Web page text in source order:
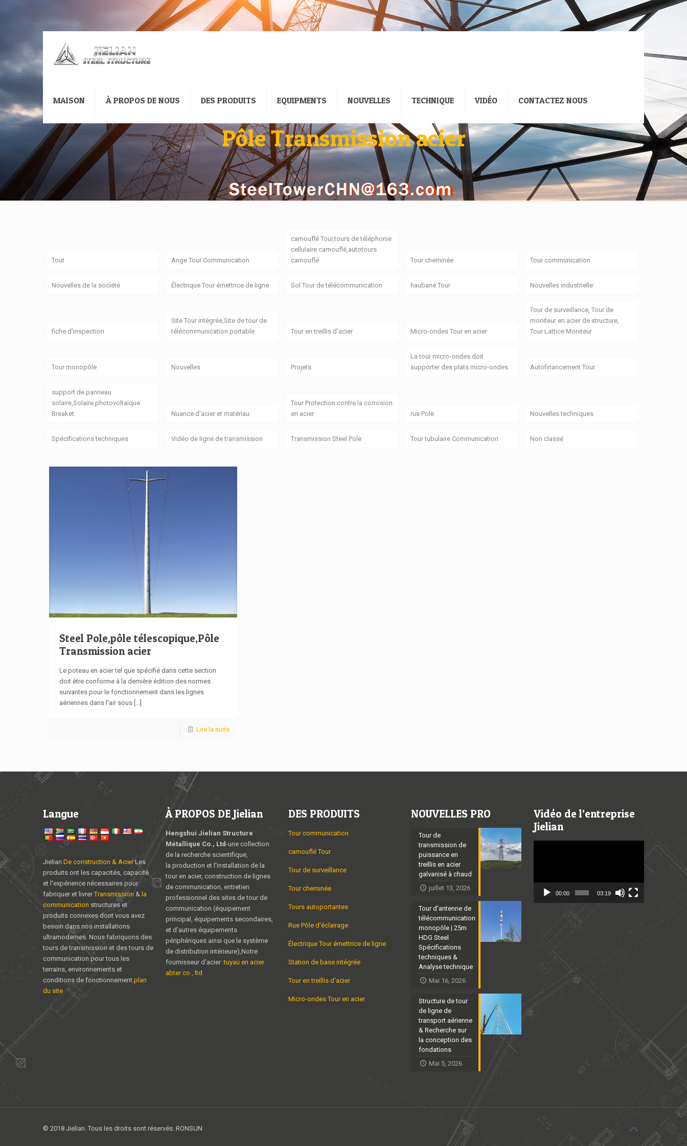
MAISON À PROPOS DE NOUS DES PRODUITS EQUIPMENTS NOUVELLES TECHNIQUE VIDÉO CONTACTEZ NOUS
Pôle Transmission acier
Tout Ange Tour Communication
camouflé Tour,tours de téléphonie
cellulaire camouflé,autotours
camouflé
Tour cheminée Tour communication
Nouvelles de la société Électrique Tour émettrice de ligne Sol Tour de télécommunication haubané Tour Nouvelles industrielle
fiche d'inspection
Site Tour intégrée,Site de tour de
télécommunication portable
Tour en treillis d'acier Micro-ondes Tour en acier
Tour de surveillance, Tour de
moniteur en acier de structure,
Tour Lattice Moniteur
Tour monopôle Nouvelles Projets
La tour micro-ondes doit
supporter des plats micro-ondes
Autofinancement Tour
support de panneau
solaire,Solaire photovoltaïque
Breaket
Nuance d'acier et matériau
Tour Protection contre la corrosion
en acier
rue Pole Nouvelles techniques
Spécifications techniques Vidéo de ligne de transmission Transmission Steel Pole Tour tubulaire Communication Non classé
Steel Pole,pôle télescopique,Pôle
Transmission acier
Le poteau en acier tel que spécifié dans cette section
doit être conforme à la dernière édition des normes
suivantes pour le fonctionnement dans les lignes
aériennes dans l'air sous[...]
Lire la suite
Langue
Jielian De construction & AcierLes
produits ont les capacités, capacité
et l'expérience nécessaires pour
fabriquer et livrerTransmission & la
communication structures et
produits connexes dont vous avez
besoin dans nos installations
ultramodernes. Nous fabriquons des
tours de transmission et des tours de
communication pour tous les
terrains, environnements et
conditions de fonctionnement.plan
du site
À PROPOS DE Jielian
Hengshui Jielian Structure
Métallique Co., Ltd-une collection
de la recherche scientifique,
la production et l'installation de la
tour en acier, construction de lignes
de communication, entretien
professionnel des sites de tour de
communication (équipement
principal, équipements secondaires,
et d'autres équipements
périphériques ainsi que le système
de distribution intérieure),Notre
fournisseur d'acier :tuyau en acier
abter co., ltd
DES PRODUITS
Tour communication
camouflé Tour
Tour de surveillance
Tour cheminée
Tours autoportantes
Rue Pôle d'éclairage
Électrique Tour émettrice de ligne
Station de base intégrée
Tour en treillis d'acier
Micro-ondes Tour en acier
NOUVELLES PRO
Tour de
transmission de
puissance en
treillis en acier
galvanisé à chaud
juillet 13, 2026
Tour d'antenne de
télécommunication
monopôle | 25m
HDG Steel
Spécifications
techniques &
Analyse technique
Mai 16, 2026
Structure de tour
de ligne de
transport aérienne
& Recherche sur
la conception des
fondations
Mai 5, 2026
Vidéo de l’entreprise
Jielian
00:00 03:19
© 2018 Jielian. Tous les droits sont réservés. RONSUN